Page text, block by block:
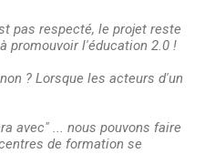
pas respecté, le projet reste
promouvoir l'éducation 2.0 !
? Lorsque les acteurs d'un
avec" ... nous pouvons faire
de formation se